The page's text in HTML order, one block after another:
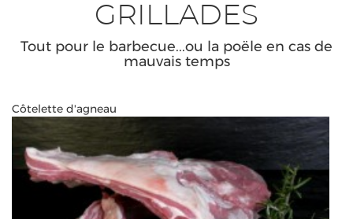
GRILLADES
Tout pour le barbecue...ou la poële en cas de
mauvais temps
Côtelette d'agneau